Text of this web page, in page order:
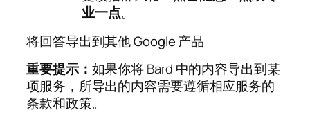
业一点。
将回答导出到其他 Google 产品
重要提示： 如果你将 Bard 中的内容导出到某
项服务，所导出的内容需要遵循相应服务的
条款和政策。